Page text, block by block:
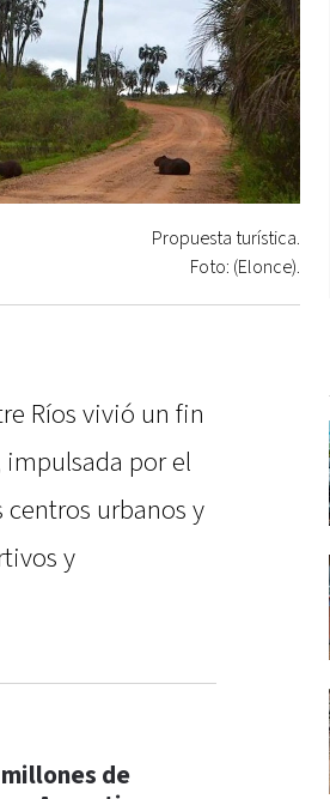
Propuesta turística.
Foto: (Elonce).
Ríos vivió un fin
por el
urbanos y
y
millones de